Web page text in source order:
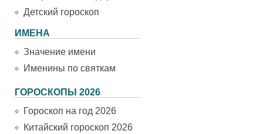
Детский гороскоп
ИМЕНА
Значение имени
Именины по святкам
ГОРОСКОПЫ 2026
Гороскоп на год 2026
Китайский гороскоп 2026